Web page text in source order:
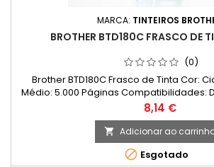
MARCA: TINTEIROS
BROTHER BTD180C FRASCO DE
(0)
Brother BTD180C Frasco de Tinta Cor:
Médio: 5.000 Páginas Compatibilidades:
T583DW, DCP-T780DW
Preço
8,14 €
 Adicionar ao
 Esgotado